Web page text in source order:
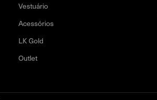
Vestuário
Acessórios
LK Gold
Outlet